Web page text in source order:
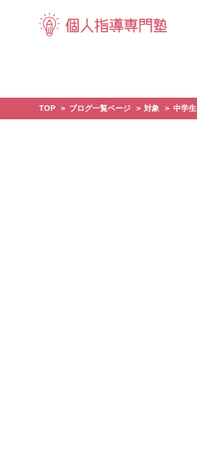
TOP ブログ一覧ページ 対象 中学生